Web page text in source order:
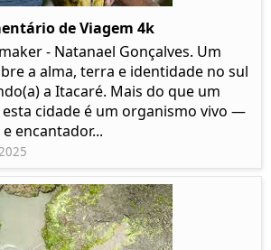
de Viagem 4k
- Natanael Gonçalves. Um
a alma, terra e identidade no sul
a Itacaré. Mais do que um
cidade é um organismo vivo —
encantador...